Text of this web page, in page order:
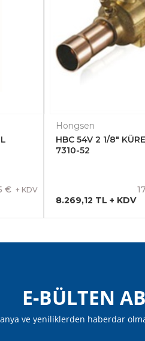
€ + KDV
Hongsen
HBC 54V 2 1/8"
7310-52
8.269,12 TL + KDV
E-BÜLTEN
ve yeniliklerden haberdar